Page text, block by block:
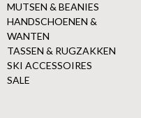
MUTSEN & BEANIES
HANDSCHOENEN &
WANTEN
TASSEN & RUGZAKKEN
SKI ACCESSOIRES
SALE